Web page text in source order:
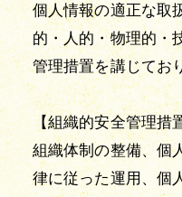
個人情報の適正な取
的・人的・物理的・
管理措置を講じてお
【組織的安全管理措
組織体制の整備、個
律に従った運用、個